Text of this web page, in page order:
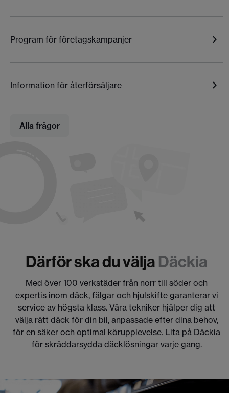
Program för företagskampanjer
Information för återförsäljare
Alla frågor
Därför ska du välja Däckia
Med över 100 verkstäder från norr till söder och
expertis inom däck, fälgar och hjulskifte garanterar vi
service av högsta klass. Våra tekniker hjälper dig att
välja rätt däck för din bil, anpassade efter dina behov,
för en säker och optimal körupplevelse. Lita på Däckia
för skräddarsydda däcklösningar varje gång.